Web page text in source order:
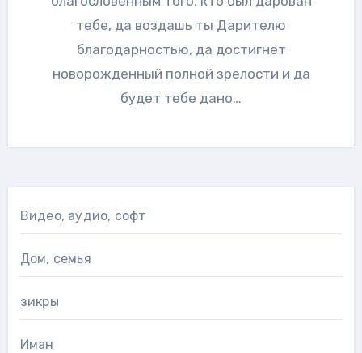
тебе, да воздашь ты Дарителю
благодарностью, да достигнет
новорожденный полной зрелости и да
будет тебе дано…
Видео, аудио, софт
Дом, семья
зикры
Иман